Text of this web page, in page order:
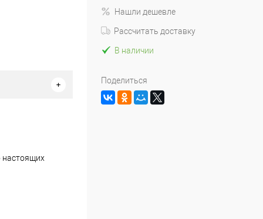
настоящих
Нашли дешевле
Рассчитать доставку
В наличии
Поделиться